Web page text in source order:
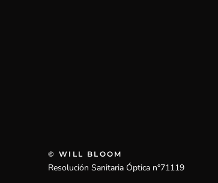
© WILL BLOOM
Resolución Sanitaria Óptica n°71119